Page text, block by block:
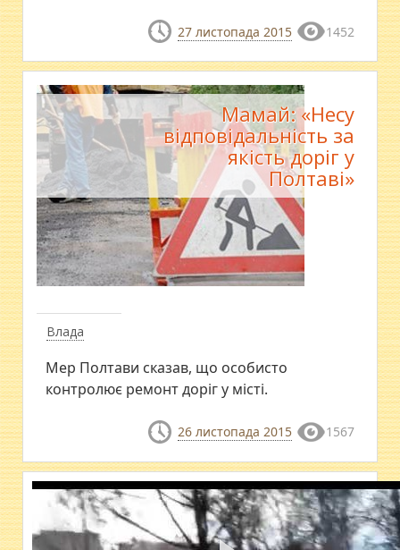
27 листопада 2015 1452
Влада
Мамай: «Несу
відповідальність за
якість доріг у
Полтаві»
Мер Полтави сказав, що особисто
контролює ремонт доріг у місті.
26 листопада 2015 1567